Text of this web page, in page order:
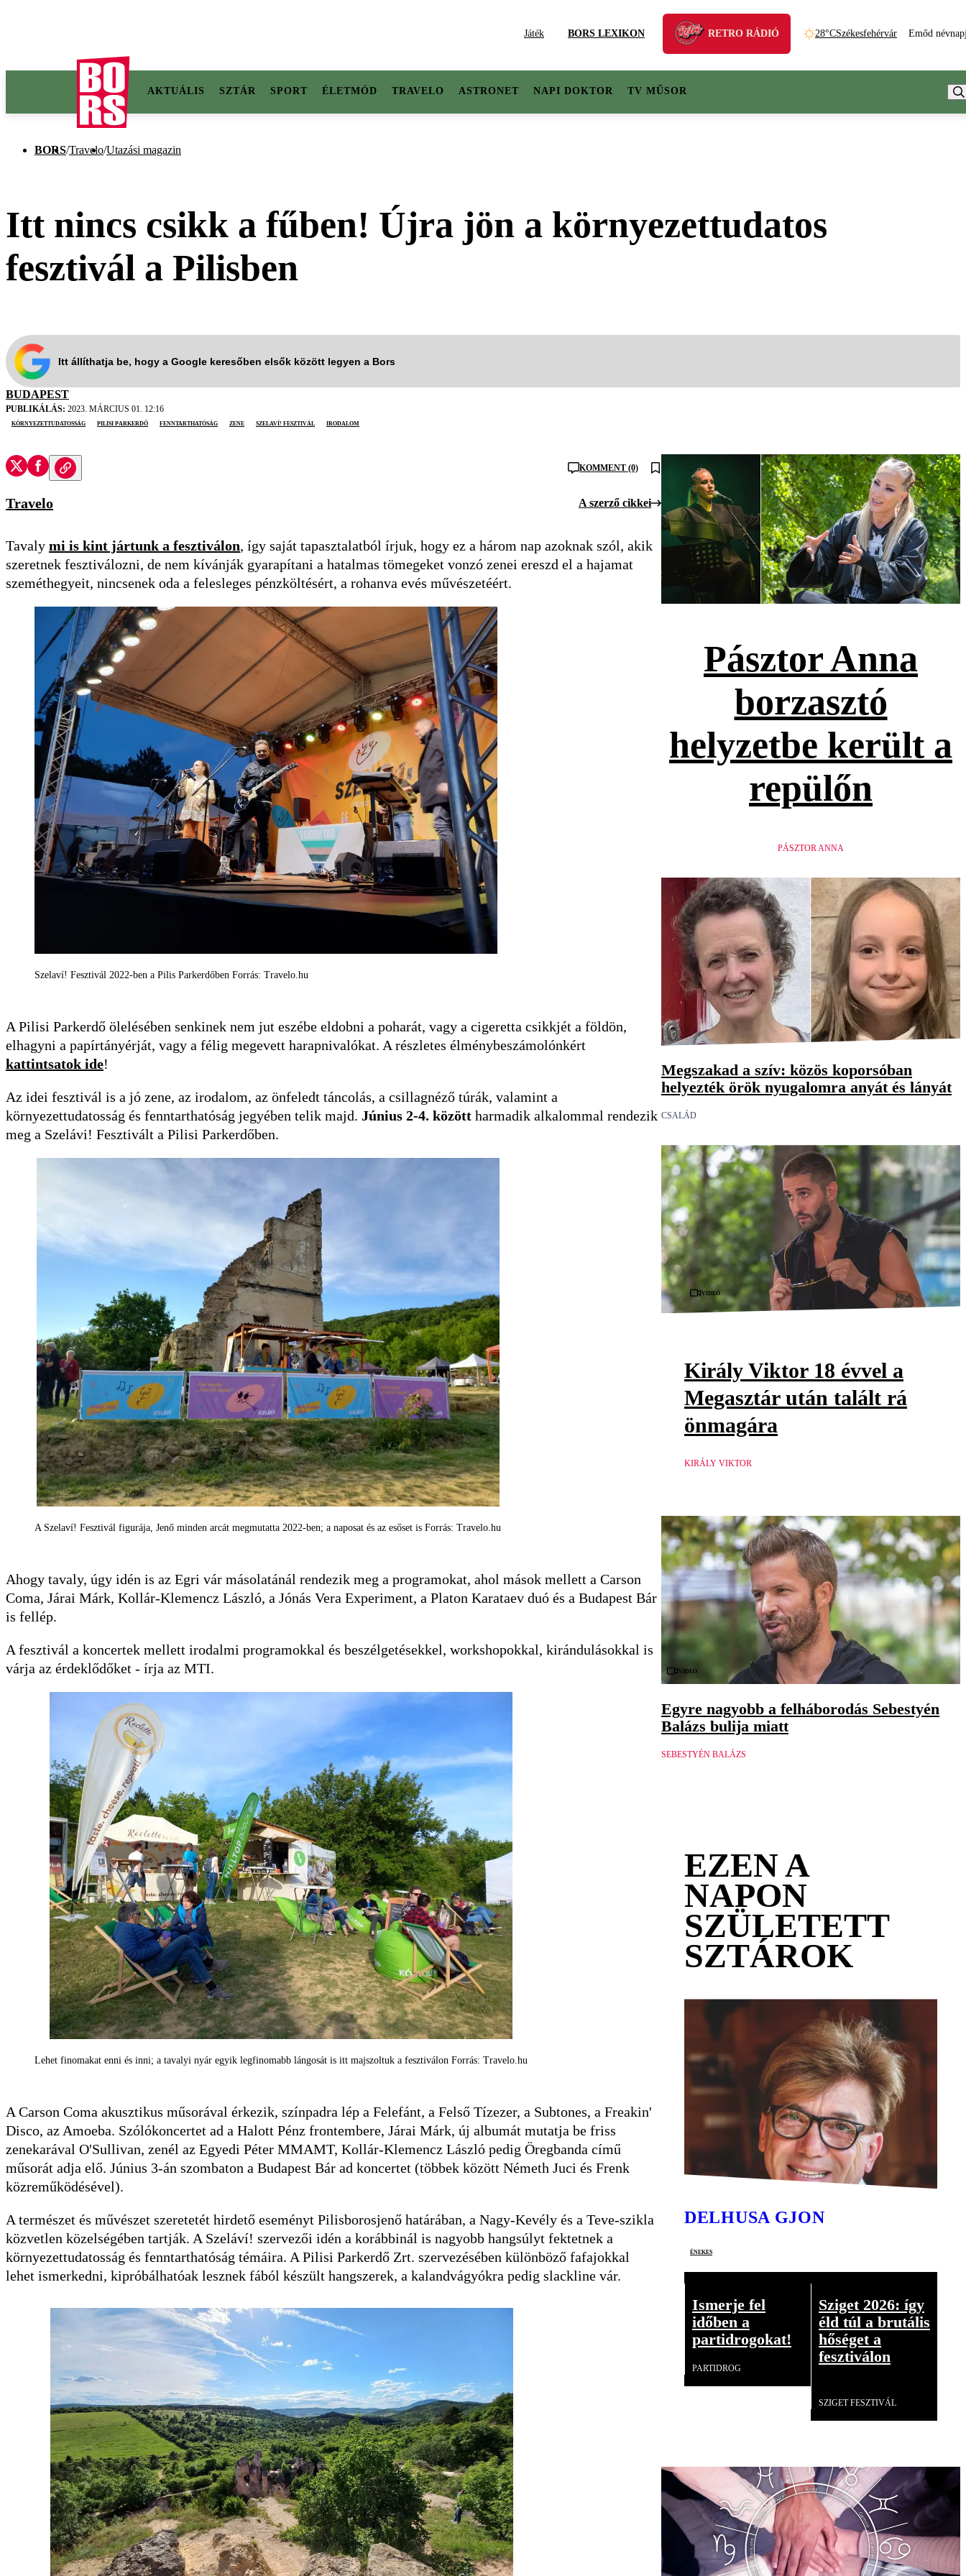
Játék BORS LEXIKON RETRO RÁDIÓ 28°CSzékesfehérvár Emőd
AKTUÁLIS SZTÁR SPORT ÉLETMÓD TRAVELO ASTRONET NAPI DOKTOR TV MŰSOR
BORS/Travelo/Utazási magazin
Itt nincs csikk a fűben! Újra jön a környezettudatos
fesztivál a Pilisben
Itt állíthatja be, hogy a Google keresőben elsők között legyen a Bors
BUDAPEST
PUBLIKÁLÁS: 2023. MÁRCIUS 01. 12:16
környezettudatosság
Pilisi Parkerdő fenntarthatóság zene Szelaví! Fesztivál irodalom
KOMMENT (0)
Travelo A szerző cikkei
Tavaly mi is kint jártunk a fesztiválon, így saját tapasztalatból írjuk, hogy ez a három nap azoknak szól, akik
szeretnek fesztiválozni, de nem kívánják gyarapítani a hatalmas tömegeket vonzó zenei ereszd el a hajamat
szeméthegyeit, nincsenek oda a felesleges pénzköltésért, a rohanva evés művészetéért.
Szelaví! Fesztivál 2022-ben a Pilis Parkerdőben Forrás: Travelo.hu
A Pilisi Parkerdő ölelésében senkinek nem jut eszébe eldobni a poharát, vagy a cigeretta csikkjét a földön,
elhagyni a papírtányérját, vagy a félig megevett harapnivalókat. A részletes élménybeszámolónkért
kattintsatok ide!
Az idei fesztivál is a jó zene, az irodalom, az önfeledt táncolás, a csillagnéző túrák, valamint a
környezettudatosság és fenntarthatóság jegyében telik majd. Június 2-4. között harmadik alkalommal rendezik
meg a Szelávi! Fesztivált a Pilisi Parkerdőben.
A Szelaví! Fesztivál figurája, Jenő minden arcát megmutatta 2022-ben; a naposat és az esőset is Forrás: Travelo.hu
Ahogy tavaly, úgy idén is az Egri vár másolatánál rendezik meg a programokat, ahol mások mellett a Carson
Coma, Járai Márk, Kollár-Klemencz László, a Jónás Vera Experiment, a Platon Karataev duó és a Budapest Bár
is fellép.
A fesztivál a koncertek mellett irodalmi programokkal és beszélgetésekkel, workshopokkal, kirándulásokkal is
várja az érdeklődőket - írja az MTI.
Lehet finomakat enni és inni; a tavalyi nyár egyik legfinomabb lángosát is itt majszoltuk a fesztiválon Forrás: Travelo.hu
A Carson Coma akusztikus műsorával érkezik, színpadra lép a Felefánt, a Felső Tízezer, a Subtones, a Freakin'
Disco, az Amoeba. Szólókoncertet ad a Halott Pénz frontembere, Járai Márk, új albumát mutatja be friss
zenekarával O'Sullivan, zenél az Egyedi Péter MMAMT, Kollár-Klemencz László pedig Öregbanda című
műsorát adja elő. Június 3-án szombaton a Budapest Bár ad koncertet (többek között Németh Juci és Frenk
közreműködésével).
A természet és művészet szeretetét hirdető eseményt Pilisborosjenő határában, a Nagy-Kevély és a Teve-szikla
közvetlen közelségében tartják. A Szeláví! szervezői idén a korábbinál is nagyobb hangsúlyt fektetnek a
környezettudatosság és fenntarthatóság témáira. A Pilisi Parkerdő Zrt. szervezésében különböző fafajokkal
lehet ismerkedni, kipróbálhatóak lesznek fából készült hangszerek, a kalandvágyókra pedig slackline vár.
Pásztor Anna
borzasztó
helyzetbe került a
repülőn
PÁSZTOR ANNA
Megszakad a szív: közös koporsóban
helyezték örök nyugalomra anyát és lányát
CSALÁD
Videó
Király Viktor 18 évvel a
Megasztár után talált rá
önmagára
KIRÁLY VIKTOR
Videó
Egyre nagyobb a felháborodás Sebestyén
Balázs bulija miatt
SEBESTYÉN BALÁZS
EZEN A
NAPON
SZÜLETETT
SZTÁROK
DELHUSA GJON
énekes
Ismerje fel
időben a
partidrogokat!
PARTIDROG
Sziget 2026: így
éld túl a brutális
hőséget a
fesztiválon
SZIGET FESZTIVÁL